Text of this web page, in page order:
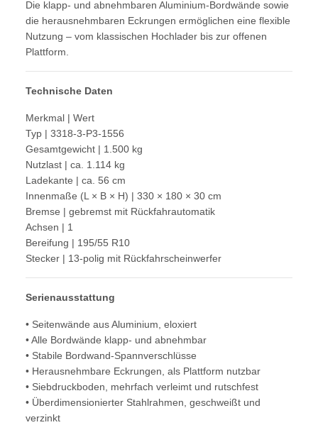
Die klapp- und abnehmbaren Aluminium-Bordwände sowie
die herausnehmbaren Eckrungen ermöglichen eine flexible
Nutzung – vom klassischen Hochlader bis zur offenen
Plattform.
Technische Daten
Merkmal | Wert
Typ | 3318-3-P3-1556
Gesamtgewicht | 1.500 kg
Nutzlast | ca. 1.114 kg
Ladekante | ca. 56 cm
Innenmaße (L × B × H) | 330 × 180 × 30 cm
Bremse | gebremst mit Rückfahrautomatik
Achsen | 1
Bereifung | 195/55 R10
Stecker | 13-polig mit Rückfahrscheinwerfer
Serienausstattung
• Seitenwände aus Aluminium, eloxiert
• Alle Bordwände klapp- und abnehmbar
• Stabile Bordwand-Spannverschlüsse
• Herausnehmbare Eckrungen, als Plattform nutzbar
• Siebdruckboden, mehrfach verleimt und rutschfest
• Überdimensionierter Stahlrahmen, geschweißt und
verzinkt